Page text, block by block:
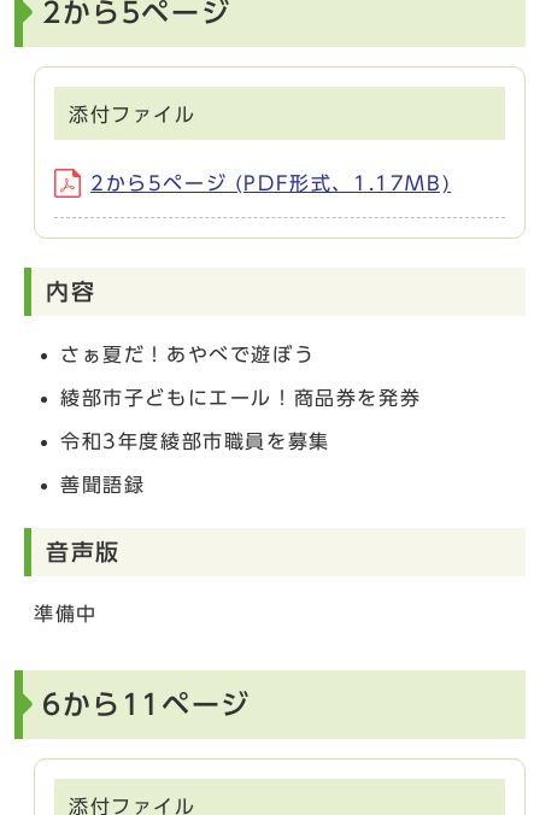
2から5ページ
添付ファイル
2から5ページ (PDF形式、1.17MB)
内容
さぁ夏だ！あやべで遊ぼう
綾部市子どもにエール！商品券を発券
令和3年度綾部市職員を募集
善聞語録
音声版
準備中
6から11ページ
添付ファイル